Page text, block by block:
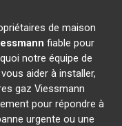
de maison
fiable pour
notre équipe de
aider à installer,
gaz Viessmann
pour répondre à
urgente ou une